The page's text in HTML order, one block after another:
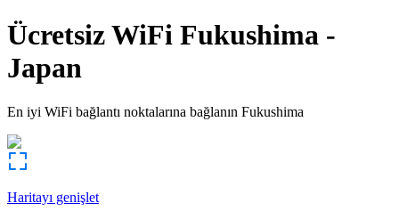
Ücretsiz WiFi Fukushima -
Japan
En iyi WiFi bağlantı noktalarına bağlanın Fukushima
Haritayı genişlet